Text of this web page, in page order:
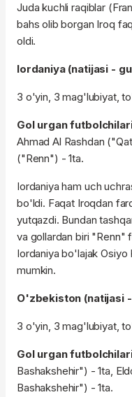
Juda kuchli raqiblar
bahs olib borgan Iroq
oldi.
Iordaniya (natijasi -
3 o'yin, 3 mag'lubiyat,
Gol urgan
Ahmad Al Rashdan
("Renn") - 1ta.
Iordaniya ham uch
bo'ldi. Faqat Iroqdan
yutqazdi. Bundan
va gollardan biri "Renn"
Iordaniya bo'lajak
mumkin.
O'zbekiston (natijasi
3 o'yin, 3 mag'lubiyat,
Gol urgan
Bashakshehir") - 1ta,
Bashakshehir") - 1ta.